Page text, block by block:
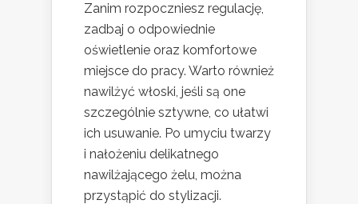
Zanim rozpoczniesz regulację,
zadbaj o odpowiednie
oświetlenie oraz komfortowe
miejsce do pracy. Warto również
nawilżyć włoski, jeśli są one
szczególnie sztywne, co ułatwi
ich usuwanie. Po umyciu twarzy
i nałożeniu delikatnego
nawilżającego żelu, można
przystąpić do stylizacji.